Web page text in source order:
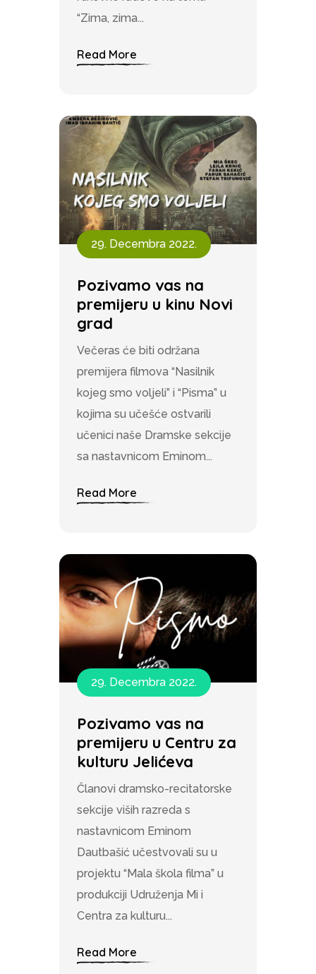
“Zima, zima...
Read More
29. Decembra 2022.
Pozivamo vas na
premijeru u kinu Novi
grad
Večeras će biti održana
premijera filmova “Nasilnik
kojeg smo voljeli” i “Pisma” u
kojima su učešće ostvarili
učenici naše Dramske sekcije
sa nastavnicom Eminom...
Read More
29. Decembra 2022.
Pozivamo vas na
premijeru u Centru za
kulturu Jelićeva
Članovi dramsko-recitatorske
sekcije viših razreda s
nastavnicom Eminom
Dautbašić učestvovali su u
projektu “Mala škola filma” u
produkciji Udruženja Mi i
Centra za kulturu...
Read More